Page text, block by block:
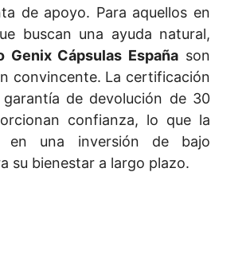
de apoyo. Para aquellos en
buscan una ayuda natural,
Genix Cápsulas España son
convincente. La certificación
de devolución de 30
confianza, lo que la
en una inversión de bajo
su bienestar a largo plazo.